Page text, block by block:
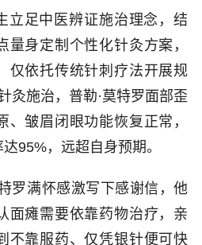
立足中医辨证施治理念，结
量身定制个性化针灸方案，
仅依托传统针刺疗法开展规
灸施治，普勒·莫特罗面部歪
、皱眉闭眼功能恢复正常，
95%，远超自身预期。
罗满怀感激写下感谢信，他
面瘫需要依靠药物治疗，亲
不靠服药、仅凭银针便可快